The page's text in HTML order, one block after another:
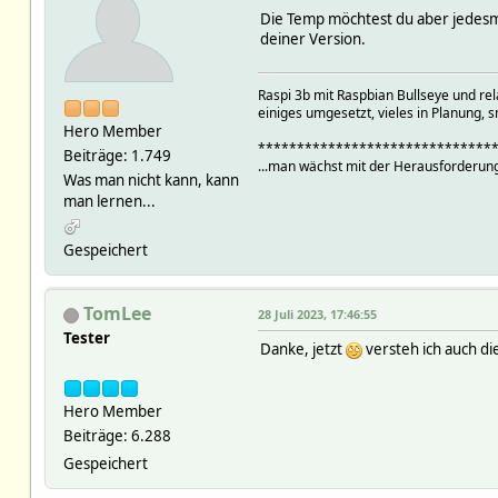
}
sub dekosunset {
my $self
=
my $d
=
my $pc
=
return fhem("
sub notdeko { #not_Deko
Hero Member
Beiträge: 1.749
Was man nicht kann, kann
man lernen...
Gespeichert
Die Temp möchtest du aber
deiner Version.
Raspi 3b mit Raspbian Bullseye und
einiges umgesetzt, vieles in Planung,
...man wächst mit der
TomLee
Tester
Hero Member
Beiträge: 6.288
Gespeichert
28 Juli 2023, 17:46:55
Danke, jetzt versteh ich auch